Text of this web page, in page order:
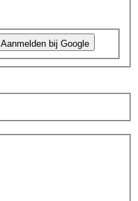
Aanmelden bij Google